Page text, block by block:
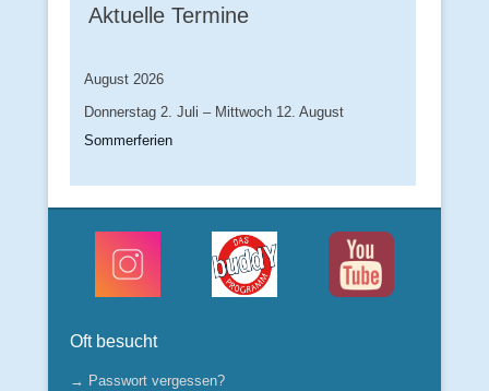
Aktuelle Termine
August 2026
Donnerstag 2. Juli – Mittwoch 12. August
Sommerferien
Oft besucht
→ Passwort vergessen?